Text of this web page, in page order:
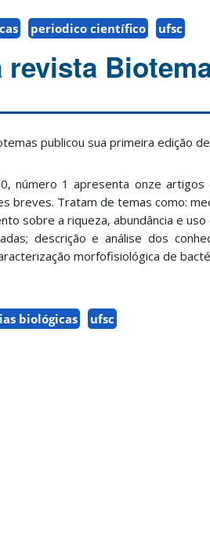
periodico científico ufsc
revista
publicou sua primeira edição
número 1 apresenta onze
breves. Tratam de temas como:
sobre a riqueza, abundância e
descrição e análise dos
o morfofisiológica de
biológicas ufsc